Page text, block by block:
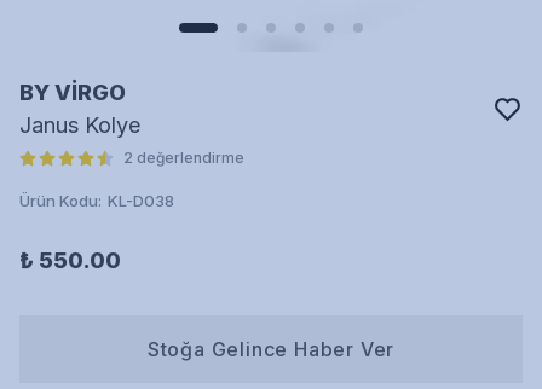
BY VİRGO
Janus Kolye
2 değerlendirme
Ürün Kodu: KL-D038
₺ 550.00
Stoğa Gelince Haber Ver